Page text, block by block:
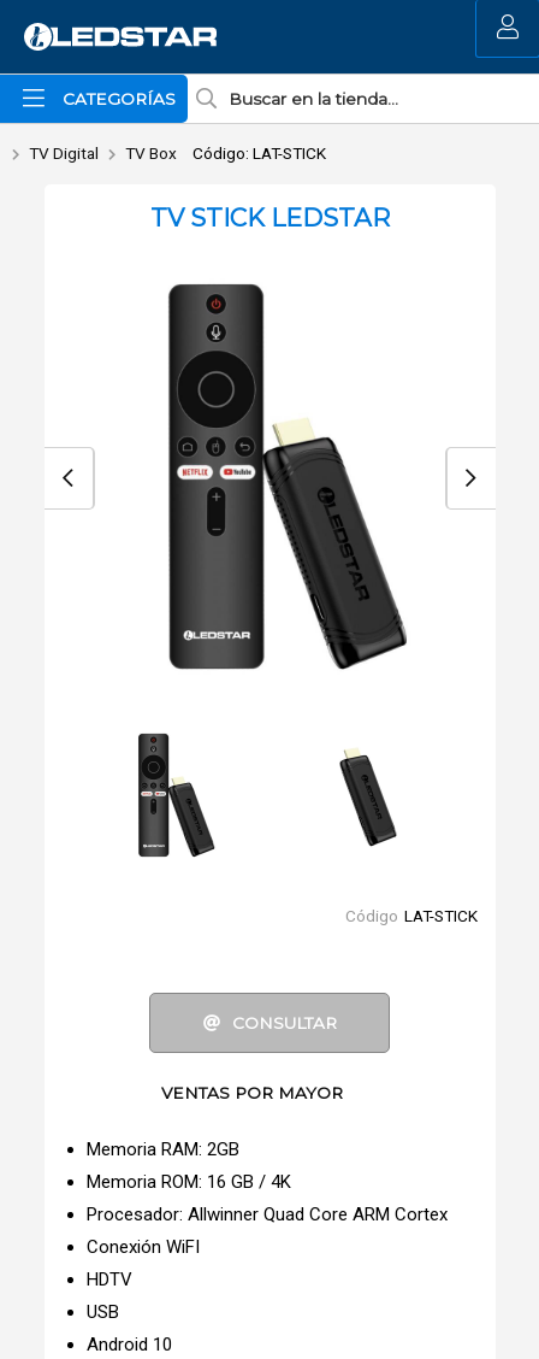
Enviar a email
CATEGORÍAS
MI COMPRA
TV Digital TV Box Código: LAT-STICK
TV STICK LEDSTAR
Código LAT-STICK
CONSULTAR
VENTAS POR MAYOR
Memoria RAM: 2GB
Memoria ROM: 16 GB / 4K
Procesador: Allwinner Quad Core ARM Cortex
Conexión WiFI
HDTV
USB
Android 10